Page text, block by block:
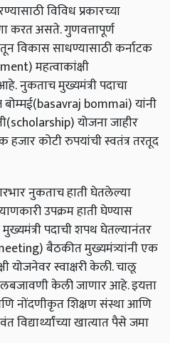
विविध प्रकारच्या
करत असते. गुणवत्तापूर्ण
विकास साधण्यासाठी कर्नाटक
महत्वाकांक्षी
नुकताच मुख्यमंत्री पदाचा
bommai) यांनी
योजना जाहीर
कोटी रुपयांची स्वतंत्र तरतूद
नुकताच हाती घेतलेल्या
उपक्रम हाती घेण्यास
पदाची शपथ घेतल्यानंतर
बैठकीत मुख्यमंत्र्यांनी एक
योजनेवर स्वाक्षरी केली. चालू
केली जाणार आहे. इयत्ता
नोंदणीकृत शिक्षण संस्था आणि
विद्यार्थ्यांच्या खात्यात पैसे जमा